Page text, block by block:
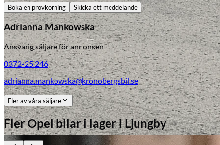
Boka en provkörning Skicka ett meddelande
Adrianna Mankowska
Ansvarig säljare för annonsen
0372-25 246
adrianna.mankowska@kronobergsbil.se
Fler av våra säljare
FlerOpelbilar i lageri Ljungby